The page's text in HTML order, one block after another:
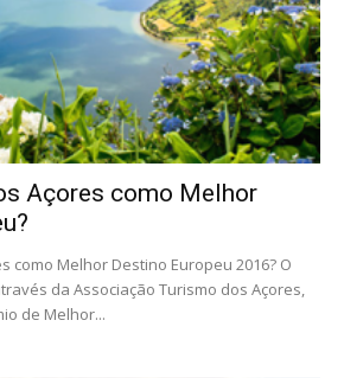
Açores como Melhor
como Melhor Destino Europeu 2016? O
da Associação Turismo dos Açores,
de Melhor...